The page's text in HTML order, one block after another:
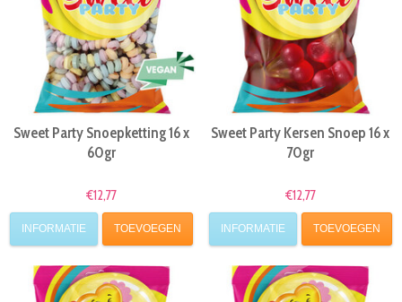
Sweet Party Snoepketting 16 x
60gr
€12,77
INFORMATIE TOEVOEGEN
Sweet Party Kersen Snoep 16 x
70gr
€12,77
INFORMATIE TOEVOEGEN